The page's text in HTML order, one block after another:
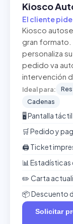
Kiosco
El cliente
Kiosco
gran formato.
personaliza
pedido va
intervención
Ideal para:
Cadenas
🖥️ Pantalla
🛒 Pedido y
🖨️ Ticket
📊 Estadísticas
✏️ Carta
📦 Descuento
Solicitar